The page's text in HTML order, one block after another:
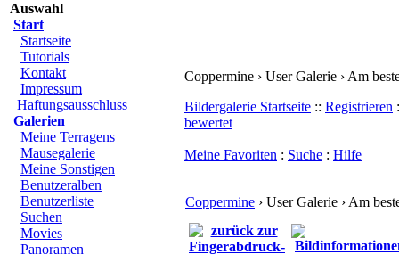
Auswahl
Start
Startseite
Tutorials
Kontakt
Impressum
Haftungsausschluss
Galerien
Meine Terragens
Mausegalerie
Meine Sonstigen
Benutzeralben
Benutzerliste
Suchen
Movies
Panoramen
Coppermine › User Galerie › Am
Bildergalerie Startseite :: Registrieren
bewertet
Meine Favoriten : Suche : Hilfe
Coppermine › User Galerie › Am